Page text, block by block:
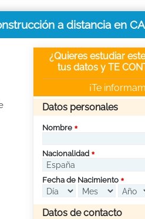
a distancia en
¿Quieres estudiar
tus datos y TE
¡Te
Datos personales
Nombre
Nacionalidad
Fecha de Nacimiento
Datos de contacto